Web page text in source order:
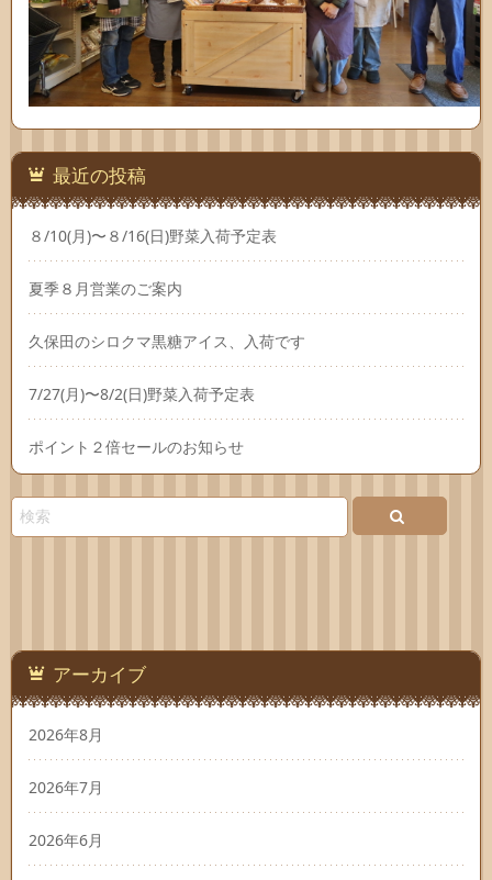
最近の投稿
８/10(月)〜８/16(日)野菜入荷予定表
夏季８月営業のご案内
久保田のシロクマ黒糖アイス、入荷です
7/27(月)〜8/2(日)野菜入荷予定表
ポイント２倍セールのお知らせ
アーカイブ
2026年8月
2026年7月
2026年6月